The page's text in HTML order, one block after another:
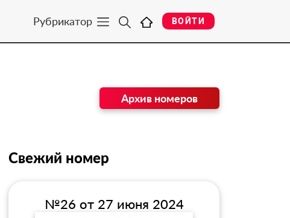
Рубрикатор ВОЙТИ
Архив номеров
Свежий номер
№26 от 27 июня 2024